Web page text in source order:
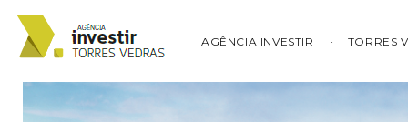
AGÊNCIA INVESTIR TORRES